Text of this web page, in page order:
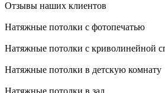
Отзывы наших клиентов
Натяжные потолки с фотопечатью
Натяжные потолки с криволинейной
Натяжные потолки в детскую комнату